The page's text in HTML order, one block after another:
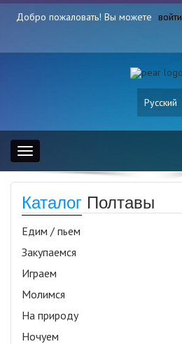
Добро пожаловать! Вы можете войти
Русский
Toggle
navigation
Каталог Полтавы
Едим / пьем
Закупаемся
Играем
Молимся
На природу
Ночуем